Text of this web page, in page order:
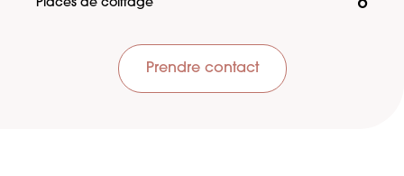
Places de coiffage
Prendre contact